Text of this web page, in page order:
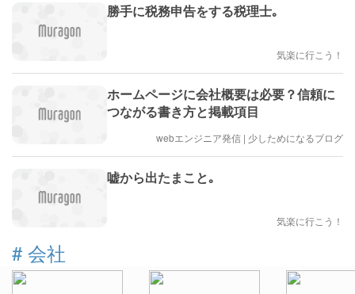
勝手に税務申告をする税理士｡
気楽に行こう！
ホームページに会社概要は必要？信頼に
つながる書き方と掲載項目
webエンジニア発信 | 少しためになるブログ
嘘から出たまこと｡
気楽に行こう！
# 会社